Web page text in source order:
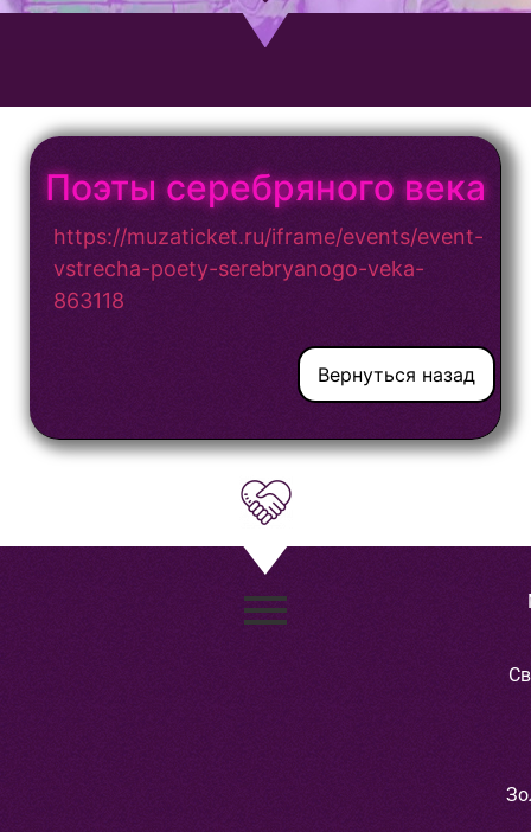
Поэты серебряного века
https://muzaticket.ru/iframe/events/event-
vstrecha-poety-serebryanogo-veka-
863118
Вернуться назад